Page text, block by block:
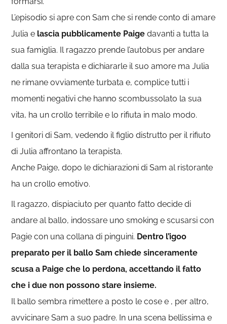
L’episodio si apre con Sam che si rende conto di amare
Julia e lascia pubblicamente Paige davanti a tutta la
sua famiglia. Il ragazzo prende l’autobus per andare
dalla sua terapista e dichiararle il suo amore ma Julia
ne rimane ovviamente turbata e, complice tutti i
momenti negativi che hanno scombussolato la sua
vita, ha un crollo terribile e lo rifiuta in malo modo.
I genitori di Sam, vedendo il figlio distrutto per il rifiuto
di Julia affrontano la terapista.
Anche Paige, dopo le dichiarazioni di Sam al ristorante
ha un crollo emotivo.
Il ragazzo, dispiaciuto per quanto fatto decide di
andare al ballo, indossare uno smoking e scusarsi con
Pagie con una collana di pinguini. Dentro l’igoo
preparato per il ballo Sam chiede sinceramente
scusa a Paige che lo perdona, accettando il fatto
che i due non possono stare insieme.
Il ballo sembra rimettere a posto le cose e , per altro,
avvicinare Sam a suo padre. In una scena bellissima e